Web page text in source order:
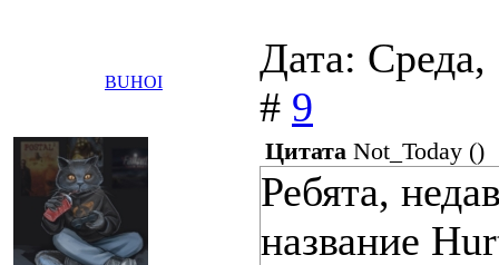
BUHOI
Дата:
# 9
Цитата Not_Today ()
Ребята,
название